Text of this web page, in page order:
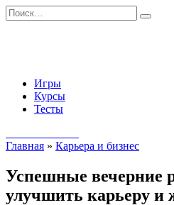
Перейти
к
Search
for:
Игры
Курсы
Тесты
Главная » Карьера и бизнес
Успешные вечерние
улучшить карьеру и